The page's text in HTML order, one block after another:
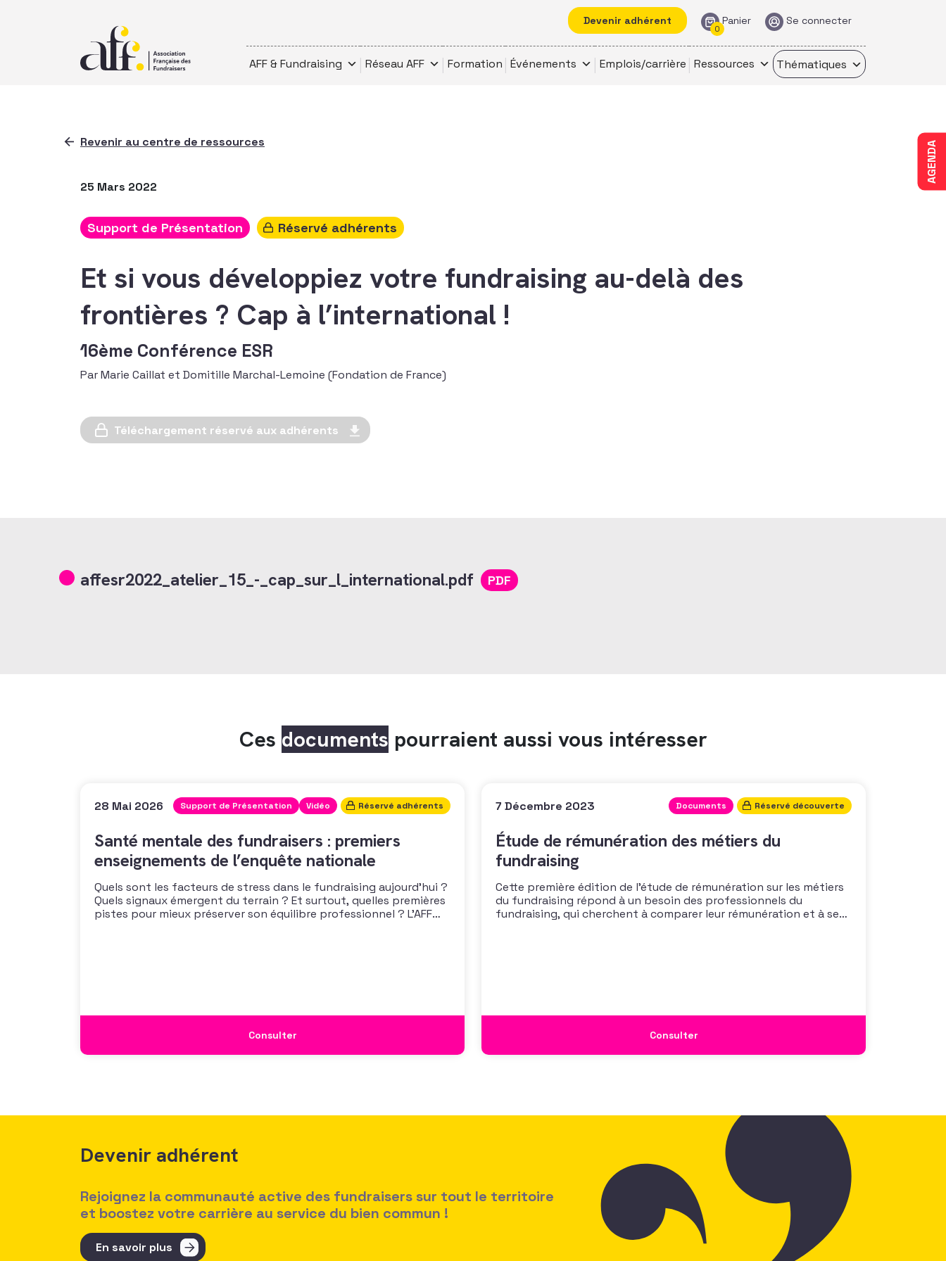
Devenir adhérent Panier
0
Se connecter
AFF & Fundraising Réseau AFF Formation Événements Emplois/carrière Ressources Thématiques
AGENDA
Revenir au centre de ressources
25 Mars 2022
Support de Présentation Réservé adhérents
Et si vous développiez votre fundraising au-delà des
frontières ? Cap à l’international !
16ème Conférence ESR
Par Marie Caillat et Domitille Marchal-Lemoine (Fondation de France)
Téléchargement réservé aux adhérents
affesr2022_atelier_15_-_cap_sur_l_international.pdf PDF
Ces documents pourraient aussi vous intéresser
28 Mai 2026 Support de Présentation Vidéo Réservé adhérents
Santé mentale des fundraisers : premiers
enseignements de l’enquête nationale
Quels sont les facteurs de stress dans le fundraising aujourd’hui ?
Quels signaux émergent du terrain ? Et surtout, quelles premières
pistes pour mieux préserver son équilibre professionnel ? L’AFF
Consulter
7 Décembre 2023 Documents Réservé découverte
Étude de rémunération des métiers du
fundraising
Cette première édition de l’étude de rémunération sur les métiers
du fundraising répond à un besoin des professionnels du
fundraising, qui cherchent à comparer leur rémunération et à se
Consulter
Devenir adhérent
Rejoignez la communauté active des fundraisers sur tout le territoire
et boostez votre carrière au service du bien commun !
En savoir plus